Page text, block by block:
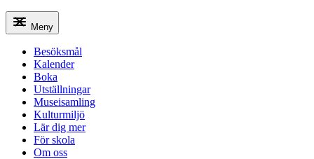
Meny
Besöksmål
Kalender
Boka
Utställningar
Museisamling
Kulturmiljö
Lär dig mer
För skola
Om oss